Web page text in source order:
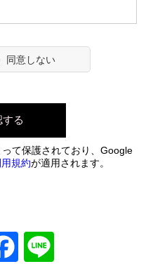
情報」とは、個人情報保護
のとし、生存する個人に関
含まれる氏名、生年月日、
以外のものをいい、ご利用
ーが検索された検索キーワ
法、ご利用環境、郵便番号
のIPアドレス、クッキー情
する際に氏名、生年月日、
スなどの個人情報をお尋ね
ーザーと提携先などとの間
同意しない
て保護されており、Google
規約が適用されます。
Facebook